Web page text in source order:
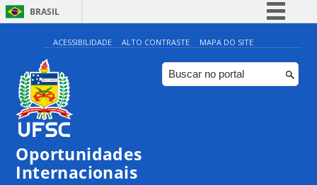
BRASIL
Simplifique!
Comunica BR
Participe
ACESSIBILIDADE ALTO CONTRASTE MAPA DO SITE
Oportunidades
Internacionais